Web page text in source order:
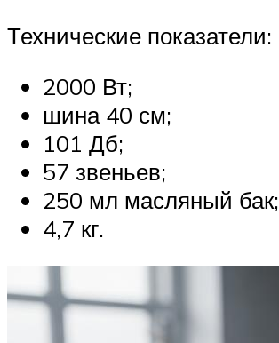
Технические показатели:
2000 Вт;
шина 40 см;
101 Дб;
57 звеньев;
250 мл масляный бак;
4,7 кг.